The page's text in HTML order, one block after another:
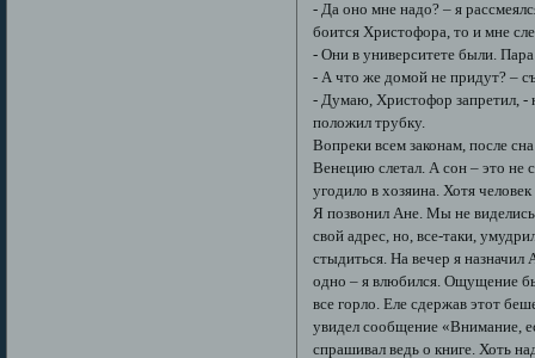
- Да оно мне надо? – я
боится Христофора, то и мне
- Они в университете были.
- А что же домой не придут? –
- Думаю, Христофор запретил, -
положил трубку.
Вопреки всем законам, после
Венецию слетал. А сон – это не
угодило в хозяина. Хотя
Я позвонил Ане. Мы не
свой адрес, но, все-таки,
стыдиться. На вечер я назначил
одно – я влюбился. Ощущение
все горло. Еле сдержав этот
увидел сообщение «Внимание,
спрашивал ведь о книге. Хоть